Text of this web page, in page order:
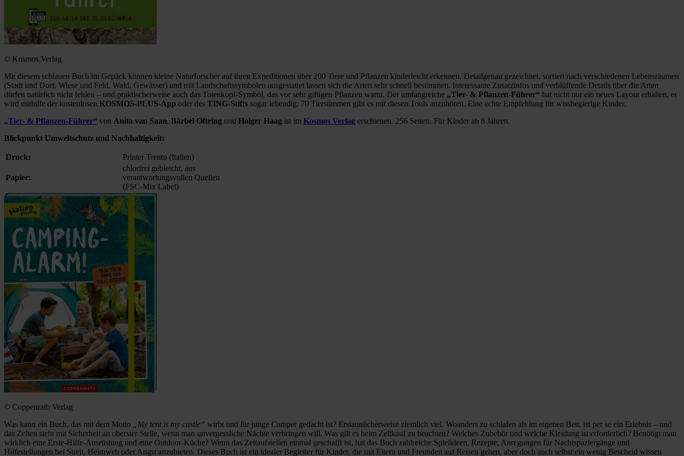
© Kosmos Verlag
Mit diesem schlauen Buch im Gepäck können kleine Naturforscher auf ihren Expeditionen über 200 Tiere und Pflanzen kinderleicht erkennen. Detailgenau gezeichnet, sortiert nach verschiedenen Lebensräumen
(Stadt und Dorf, Wiese und Feld, Wald, Gewässer) und mit Landschaftssymbolen ausgestattet lassen sich die Arten sehr schnell bestimmen. Interessante Zusatzinfos und verblüffende Details über die Arten
dürfen natürlich nicht fehlen – und praktischerweise auch das Totenkopf-Symbol, das vor sehr giftigen Pflanzen warnt. Der umfangreiche „Tier- & Pflanzen-Führer“ hat nicht nur ein neues Layout erhalten, er
wird mithilfe der kostenlosen KOSMOS-PLUS-App oder des TING-Stifts sogar lebendig: 70 Tierstimmen gibt es mit diesen Tools anzuhören. Eine echte Empfehlung für wissbegierige Kinder.
„Tier- & Pflanzen-Führer“ von Anita van Saan, Bärbel Oftring und Holger Haag ist im Kosmos Verlag erschienen. 256 Seiten. Für Kinder ab 8 Jahren.
Blickpunkt Umweltschutz und Nachhaltigkeit:
Druck: Printer Trento (Italien)
Papier:
chlorfrei gebleicht, aus
verantwortungsvollen Quellen
(FSC-Mix Label)
© Coppenrath Verlag
Was kann ein Buch, das mit dem Motto
„My tent is my castle“ wirbt und für junge Camper gedacht ist? Erstaunlicherweise ziemlich viel. Woanders zu schlafen als im eigenen Bett, ist per se ein Erlebnis – und
das Zelten steht mit Sicherheit an oberster Stelle, wenn man unvergessliche Nächte verbringen will. Was gilt es beim Zeltkauf zu beachten? Welches Zubehör und welche Kleidung ist erforderlich? Benötigt man
wirklich eine Erste-Hilfe-Ausrüstung und eine Outdoor-Küche? Wenn das Zeltaufstellen einmal geschafft ist, hat das Buch zahlreiche Spielideen, Rezepte, Anregungen für Nachtspaziergänge und
Hilfestellungen bei Streit, Heimweh oder Angst anzubieten. Dieses Buch ist ein idealer Begleiter für Kinder, die mit Eltern und Freunden auf Reisen gehen, aber doch auch selbst ein wenig Bescheid wissen